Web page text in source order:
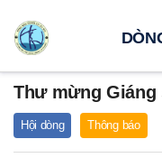
Thư mừng Giáng
Hội dòng Thông báo